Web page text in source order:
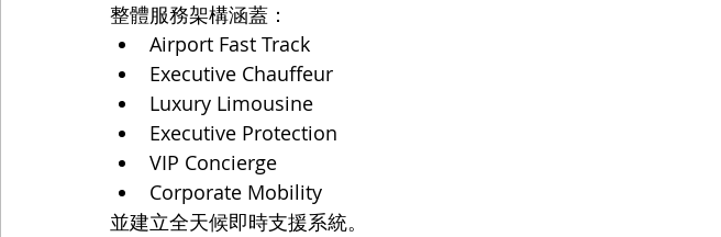
整體服務架構涵蓋：
Airport Fast Track
Executive Chauffeur
Luxury Limousine
Executive Protection
VIP Concierge
Corporate Mobility
並建立全天候即時支援系統。